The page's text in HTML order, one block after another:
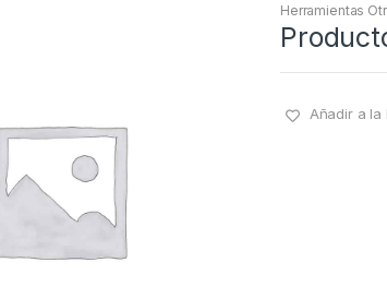
Herramientas
Añadir a la